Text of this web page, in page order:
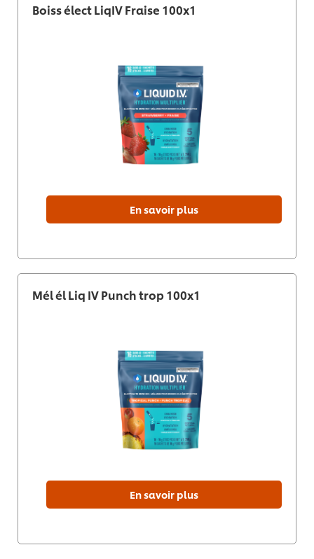
Boiss élect LiqIV Fraise 100x1
En savoir plus
Mél él Liq IV Punch trop 100x1
En savoir plus